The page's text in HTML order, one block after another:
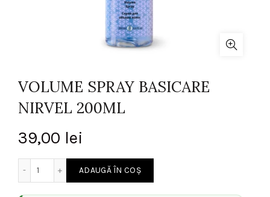
VOLUME SPRAY BASICARE
NIRVEL 200ML
39,00 lei
Cantitate VOLUME SPRAY BASICARE NIRVEL 200ML
ADAUGĂ ÎN COȘ